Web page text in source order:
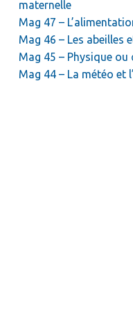
maternelle
Mag 47 –
Mag 46 – Les abeilles
Mag 45 – Physique ou
Mag 44 – La météo et